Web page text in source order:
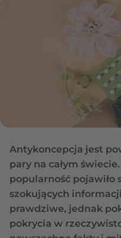
Antykoncepcja jest
pary na całym
popularność pojawiło
szokujących
prawdziwe, jednak
pokrycia w